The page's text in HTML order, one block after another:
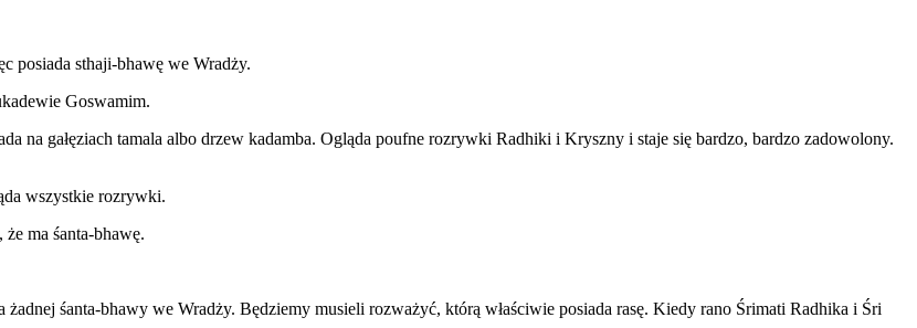
posiada sthaji-bhawę we Wradży.
Goswamim.
na gałęziach tamala albo drzew kadamba. Ogląda poufne rozrywki Radhiki i Kryszny i staje się bardzo, bardzo zadowolony.
wszystkie rozrywki.
że ma śanta-bhawę.
żadnej śanta-bhawy we Wradży. Będziemy musieli rozważyć, którą właściwie posiada rasę. Kiedy rano Śrimati Radhika i Śri